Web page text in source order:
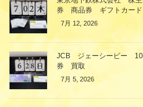
券 商品券 ギフトカー
7月 12, 2026
JCB ジェーシービー
券 買取
7月 5, 2026